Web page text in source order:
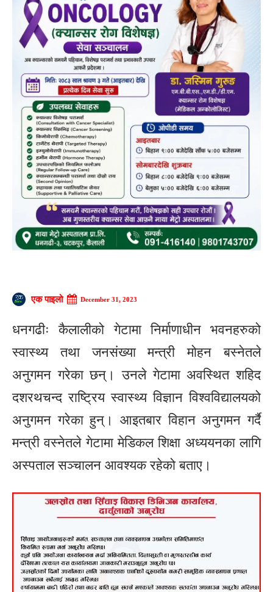
एक पाइलो December 31, 2023
धनगढीः कैलालीको गेटामा निर्माणाधीन भवनहरुको
स्वास्थ्य तथा जनसंख्या मन्त्री मोहन बस्नेतले
अनुगमन गरेका छन्। उनले गेटामा अवस्थित शहिद
दशरथचन्द राष्ट्रिय स्वास्थ्य विज्ञान विश्वविद्यालयको
अनुगमन गरेका हुन्। आइतबार विहान अनुगमन गर्दै
मन्त्री वस्नेतले गेटामा मेडिकल शिक्षा अध्ययनका लागि
अस्पताल सञ्चालन आवश्यक रहेको बताए।